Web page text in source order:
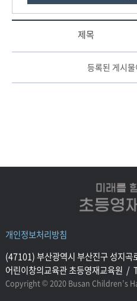
게
이
제목
등록된 게시물
개인정보처리방침
(47101) 부산광역시 부산진구 성지
어린이창의교육관 초등영재교육원
Copyright © 2020 Busan Children’s